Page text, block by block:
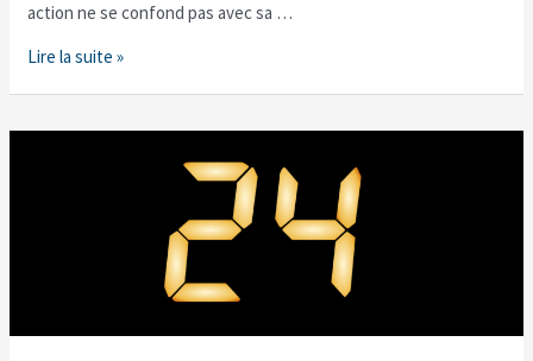
action ne se confond pas avec sa …
Lire la suite »